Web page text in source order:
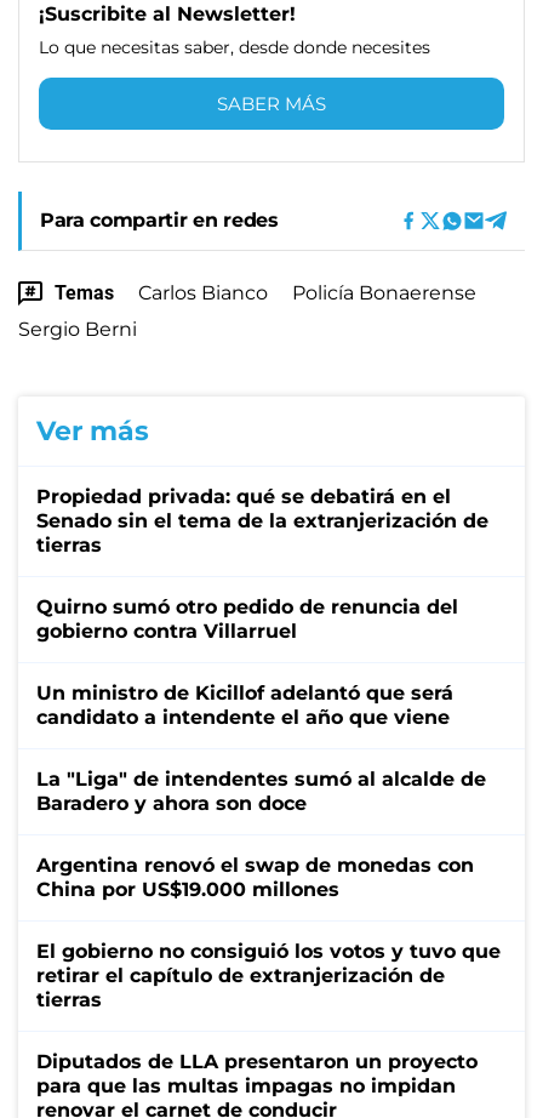
¡Suscribite al Newsletter!
Lo que necesitas saber, desde donde necesites
SABER MÁS
Para compartir en redes
Temas Carlos Bianco
Policía Bonaerense
Sergio Berni
Ver más
Propiedad privada: qué se debatirá en el
Senado sin el tema de la extranjerización de
tierras
Quirno sumó otro pedido de renuncia del
gobierno contra Villarruel
Un ministro de Kicillof adelantó que será
candidato a intendente el año que viene
La "Liga" de intendentes sumó al alcalde de
Baradero y ahora son doce
Argentina renovó el swap de monedas con
China por US$19.000 millones
El gobierno no consiguió los votos y tuvo que
retirar el capítulo de extranjerización de
tierras
Diputados de LLA presentaron un proyecto
para que las multas impagas no impidan
renovar el carnet de conducir